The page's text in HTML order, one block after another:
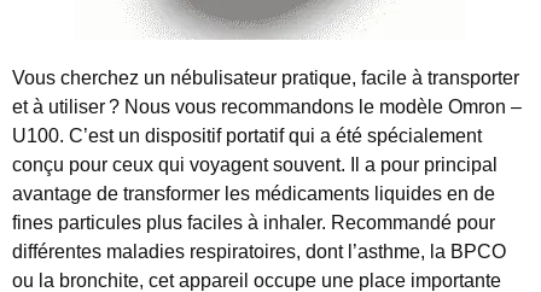
Vous cherchez un nébulisateur pratique, facile à transporter
et à utiliser ? Nous vous recommandons le modèle Omron –
U100. C’est un dispositif portatif qui a été spécialement
conçu pour ceux qui voyagent souvent. Il a pour principal
avantage de transformer les médicaments liquides en de
fines particules plus faciles à inhaler. Recommandé pour
différentes maladies respiratoires, dont l’asthme, la BPCO
ou la bronchite, cet appareil occupe une place importante